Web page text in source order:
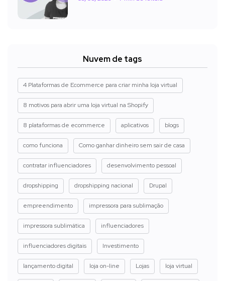
Nuvem de tags
4 Plataformas de Ecommerce para criar minha loja virtual
8 motivos para abrir uma loja virtual na Shopify
8 plataformas de ecommerce aplicativos blogs
como funciona Como ganhar dinheiro sem sair de casa
contratar influenciadores desenvolvimento pessoal
dropshipping dropshipping nacional Drupal
empreendimento impressora para sublimação
impressora sublimática influenciadores
influenciadores digitais Investimento
lançamento digital loja on-line Lojas loja virtual